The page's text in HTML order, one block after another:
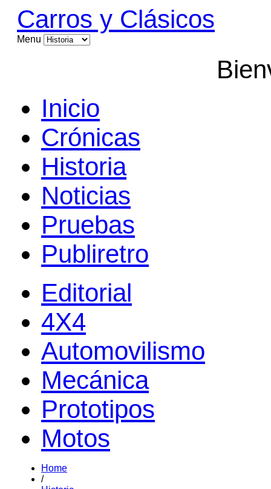
Carros y Clásicos
Menu
Inicio
Crónicas
Historia
Noticias
Pruebas
Publiretro
Editorial
4X4
Automovilismo
Mecánica
Prototipos
Motos
Home
/